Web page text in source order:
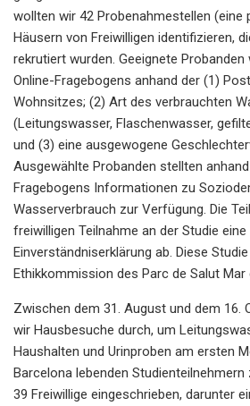
wollten wir 42 Probenahmestellen (eine
Häusern von Freiwilligen identifizieren,
rekrutiert wurden. Geeignete Probanden
Online-Fragebogens anhand der (1)
Wohnsitzes; (2) Art des verbrauchten
(Leitungswasser, Flaschenwasser,
und (3) eine ausgewogene
Ausgewählte Probanden stellten
Fragebogens Informationen zu
Wasserverbrauch zur Verfügung. Die
freiwilligen Teilnahme an der Studie
Einverständniserklärung ab. Diese
Ethikkommission des Parc de Salut Mar
Zwischen dem 31. August und dem 16.
wir Hausbesuche durch, um
Haushalten und Urinproben am ersten
Barcelona lebenden Studienteilnehmern
39 Freiwillige eingeschrieben, darunter